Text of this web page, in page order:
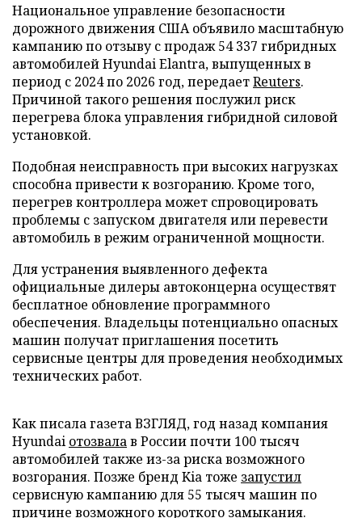
Национальное управление безопасности
дорожного движения США объявило масштабную
кампанию по отзыву с продаж 54 337 гибридных
автомобилей Hyundai Elantra, выпущенных в
период с 2024 по 2026 год, передаетReuters.
Причиной такого решения послужил риск
перегрева блока управления гибридной силовой
установкой.
Подобная неисправность при высоких нагрузках
способна привести к возгоранию. Кроме того,
перегрев контроллера может спровоцировать
проблемы с запуском двигателя или перевести
автомобиль в режим ограниченной мощности.
Для устранения выявленного дефекта
официальные дилеры автоконцерна осуществят
бесплатное обновление программного
обеспечения. Владельцы потенциально опасных
машин получат приглашения посетить
сервисные центры для проведения необходимых
технических работ.
Как писала газета ВЗГЛЯД, год назад компания
Hyundai отозвалав России почти 100 тысяч
автомобилей также из-за риска возможного
возгорания. Позже бренд Kia тоже запустил
сервисную кампанию для 55 тысяч машин по
причине возможного короткого замыкания.